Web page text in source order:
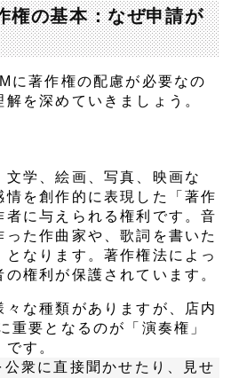
権の基本：なぜ申請が
に著作権の配慮が必要なの
を深めていきましょう。
学、絵画、写真、映画な
情を創作的に表現した「著作
に与えられる権利です。音
た作曲家や、歌詞を書いた
なります。著作権法によっ
権利が保護されています。
な種類がありますが、店内
重要となるのが「 演奏権 」
です。
衆に直接聞かせたり、見せ